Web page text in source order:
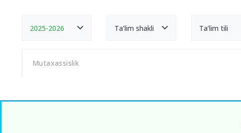
2025-2026 Ta’lim shakli Ta’lim tili
Mutaxassislik